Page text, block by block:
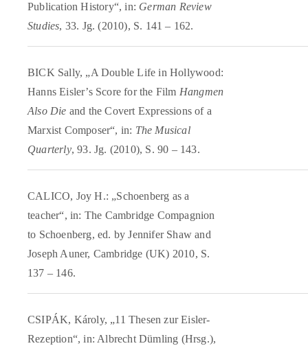
Publication History“, in: German Review
Studies, 33. Jg. (2010), S. 141 – 162.
BICK Sally, „A Double Life in Hollywood:
Hanns Eisler’s Score for the Film Hangmen
Also Die and the Covert Expressions of a
Marxist Composer“, in: The Musical
Quarterly, 93. Jg. (2010), S. 90 – 143.
CALICO, Joy H.: „Schoenberg as a
teacher“, in: The Cambridge Compagnion
to Schoenberg, ed. by Jennifer Shaw and
Joseph Auner, Cambridge (UK) 2010, S.
137 – 146.
CSIPÁK, Károly, „11 Thesen zur Eisler-
Rezeption“, in: Albrecht Dümling (Hrsg.),